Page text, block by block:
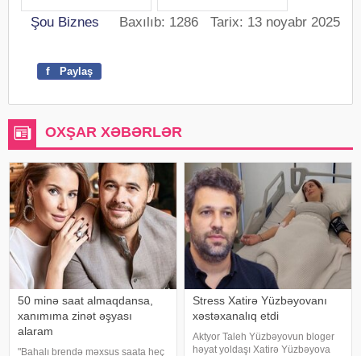
Şou Biznes Baxılıb: 1286 Tarix: 13 noyabr 2025
f Paylaş
OXŞAR XƏBƏRLƏR
50 minə saat almaqdansa,
xanımıma zinət əşyası
alaram
"Bahalı brendə məxsus saata heç
Stress Xatirə Yüzbəyovanı
xəstəxanalıq etdi
Aktyor Taleh Yüzbəyovun bloger
həyat yoldaşı Xatirə Yüzbəyova